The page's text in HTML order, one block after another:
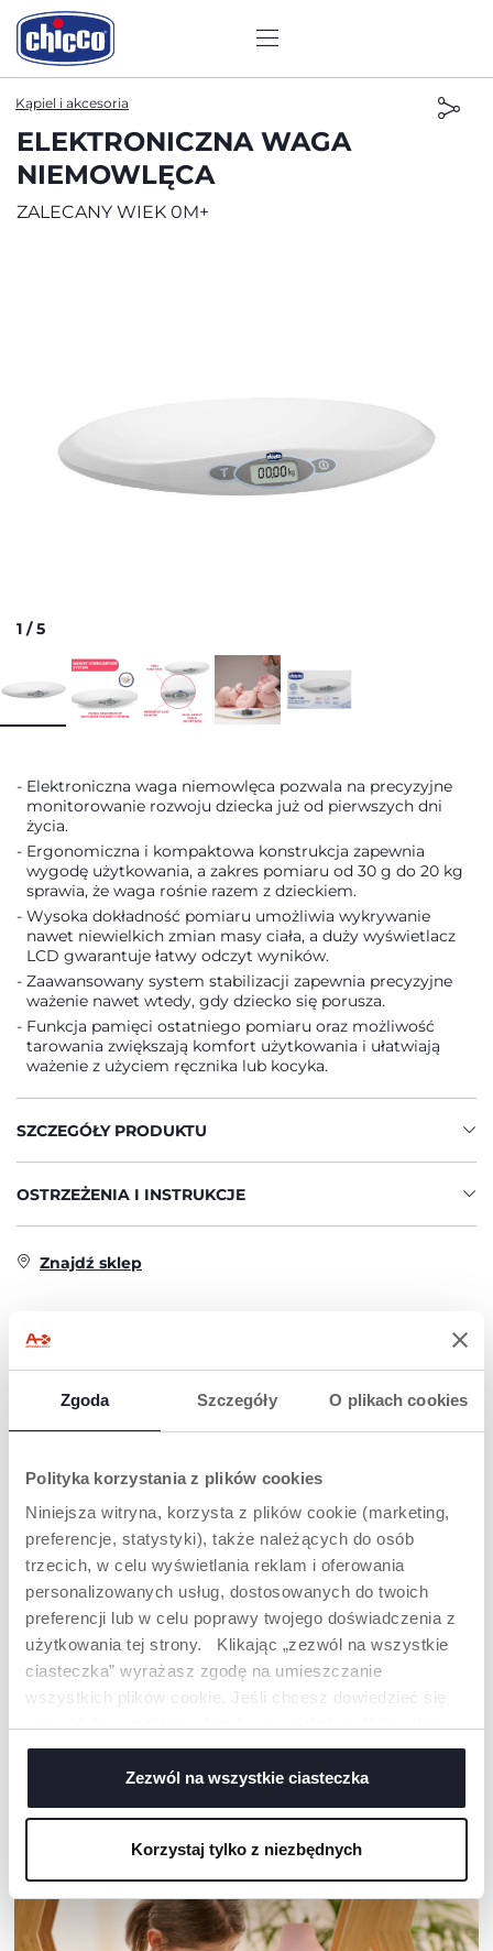
Zgoda Szczegóły O plikach cookies
Polityka korzystania z plików cookies
Niniejsza witryna, korzysta z plików cookie (marketing,
preferencje, statystyki), także należących do osób
trzecich, w celu wyświetlania reklam i oferowania
personalizowanych usług, dostosowanych do twoich
preferencji lub w celu poprawy twojego doświadczenia z
użytkowania tej strony. Klikając „zezwól na wszystkie
ciasteczka” wyrażasz zgodę na umieszczanie
wszystkich plików cookie. Jeśli chcesz dowiedzieć się
kliknij „Ustawienia”. Zamykając ten baner, wyrażasz
zgodę na używanie wyłącznie technicznych plików
cookie, które są niezbędne dla żądanej usługi.
Zezwól na wszystkie ciasteczka
Korzystaj tylko z niezbędnych
Kąpiel i akcesoria
ELEKTRONICZNA WAGA
NIEMOWLĘCA
ZALECANY WIEK 0M+
1 /5
Elektroniczna waga niemowlęca pozwala na precyzyjne
monitorowanie rozwoju dziecka już od pierwszych dni
życia.
Ergonomiczna i kompaktowa konstrukcja zapewnia
wygodę użytkowania, a zakres pomiaru od 30 g do 20 kg
sprawia, że waga rośnie razem z dzieckiem.
Wysoka dokładność pomiaru umożliwia wykrywanie
nawet niewielkich zmian masy ciała, a duży wyświetlacz
LCD gwarantuje łatwy odczyt wyników.
Zaawansowany system stabilizacji zapewnia precyzyjne
ważenie nawet wtedy, gdy dziecko się porusza.
Funkcja pamięci ostatniego pomiaru oraz możliwość
tarowania zwiększają komfort użytkowania i ułatwiają
ważenie z użyciem ręcznika lub kocyka.
SZCZEGÓŁY PRODUKTU
OSTRZEŻENIA I INSTRUKCJE
Znajdź sklep
PRODUKTY, KTÓRE MOGĄ CIĘ
ZAINTERESOWAĆ
+ KOLORY
ZESTAW KĄPIELOWY W
ETUI
NOŻYCZKI NIEMOWLĘCE
Z OSŁONKĄ
NASZA RADA